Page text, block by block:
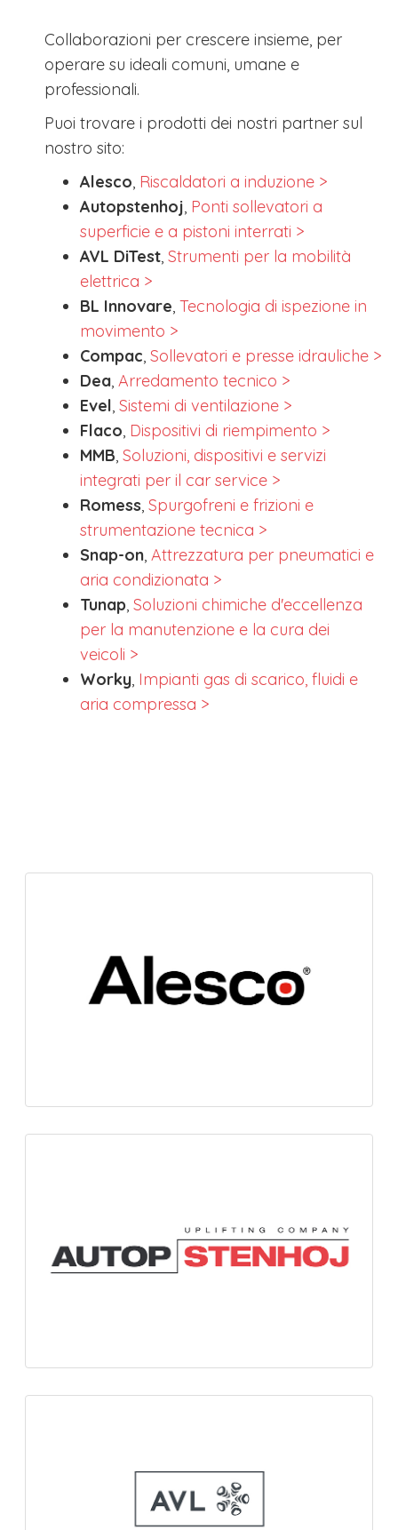
​Collaborazioni per crescere insieme, per
operare su ideali comuni, umane e
professionali.
Puoi trovare i prodotti dei nostri partner sul
nostro sito:
Alesco, Riscaldatori a induzione >
Autopstenhoj, Ponti sollevatori a
superficie e a pistoni interrati >
AVL DiTest, Strumenti per la mobilità
elettrica >
BL Innovare, Tecnologia di ispezione in
movimento >
Compac, Sollevatori e presse idrauliche >
Dea, Arredamento tecnico >
Evel, Sistemi di ventilazione >
Flaco, Dispositivi di riempimento >
MMB, Soluzioni, dispositivi e servizi
integrati per il car service >
Romess, Spurgofreni e frizioni e
strumentazione tecnica >
Snap-on, Attrezzatura per pneumatici e
aria condizionata >
Tunap, Soluzioni chimiche d'eccellenza
per la manutenzione e la cura dei
veicoli >
Worky, Impianti gas di scarico, fluidi e
aria compressa >